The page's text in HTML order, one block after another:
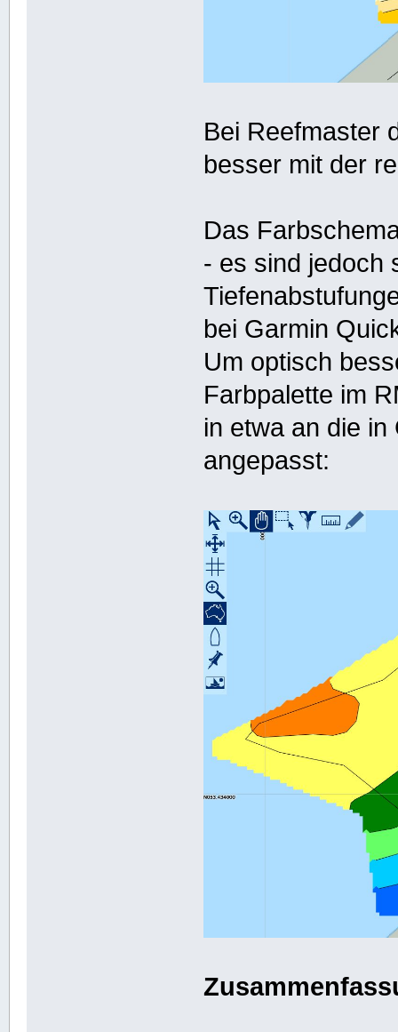
Bei Reefmaster
besser mit der
Das
- es sind jedoch
bei Garmin
Um optisch
Farbpalette im
in etwa an die
angepasst: